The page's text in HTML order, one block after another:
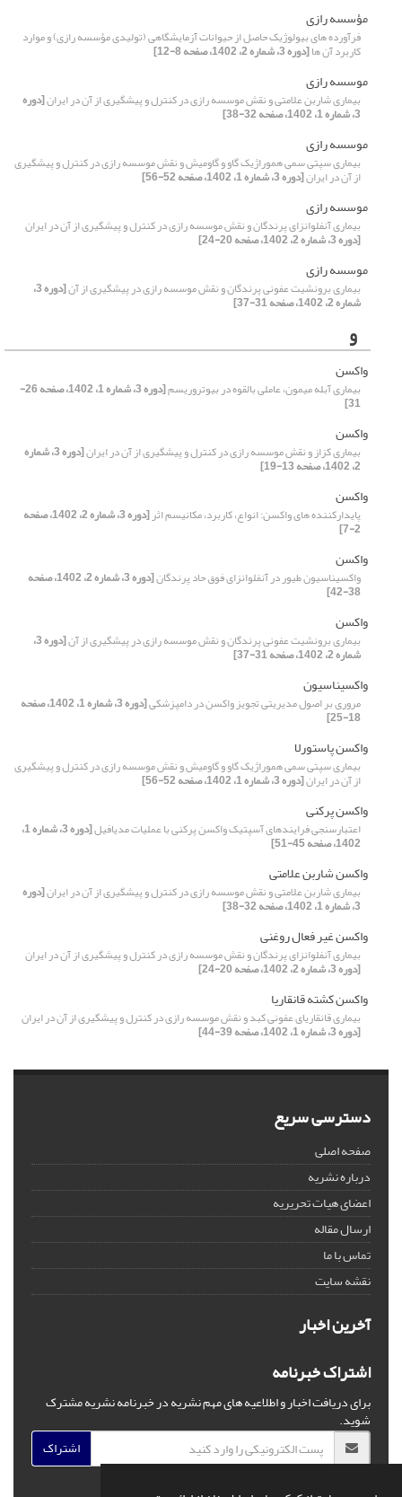
مؤسسه رازی
فرآورده های بیولوژیک حاصل از حیوانات آزمایشگاهی (تولیدی مؤسسه رازی) و موارد
کاربرد آن ها[دوره 3، شماره 2، 1402، صفحه 8-12]
موسسه رازی
بیماری شاربن علامتی و نقش موسسه رازی در کنترل و پیشگیری از آن در ایران[دوره
3، شماره 1، 1402، صفحه 32-38]
موسسه رازی
بیماری سپتی سمی هموراژیک گاو و گاومیش و نقش موسسه رازی در کنترل و پیشگیری
از آن در ایران[دوره 3، شماره 1، 1402، صفحه 52-56]
موسسه رازی
بیماری آنفلوانزای پرندگان و نقش موسسه رازی در کنترل و پیشگیری از آن در ایران
[دوره 3، شماره 2، 1402، صفحه 20-24]
موسسه رازی
بیماری برونشیت عفونی پرندگان و نقش موسسه رازی در پیشگیری از آن [دوره 3،
شماره 2، 1402، صفحه 31-37]
و
واکسن
بیماری آبله میمون، عاملی بالقوه در بیوتروریسم [دوره 3، شماره 1، 1402، صفحه 26-
31]
واکسن
بیماری کزاز و نقش موسسه رازی در کنترل و پیشگیری از آن در ایران [دوره 3، شماره
2، 1402، صفحه 13-19]
واکسن
پایدارکننده های واکسن: انواع، کاربرد، مکانیسم اثر [دوره 3، شماره 2، 1402، صفحه
2-7]
واکسن
واکسیناسیون طیور در آنفلوانزای فوق حاد پرندگان [دوره 3، شماره 2، 1402، صفحه
38-42]
واکسن
بیماری برونشیت عفونی پرندگان و نقش موسسه رازی در پیشگیری از آن [دوره 3،
شماره 2، 1402، صفحه 31-37]
واکسیناسیون
مروری بر اصول مدیریتی تجویز واکسن در دامپزشکی [دوره 3، شماره 1، 1402، صفحه
18-25]
واکسن پاستورلا
بیماری سپتی سمی هموراژیک گاو و گاومیش و نقش موسسه رازی در کنترل و پیشگیری
از آن در ایران[دوره 3، شماره 1، 1402، صفحه 52-56]
واکسن پرکنی
اعتبارسنجی فرایندهای آسپتیک واکسن پرکنی با عملیات مدیافیل [دوره 3، شماره 1،
1402، صفحه 45-51]
واکسن شاربن علامتی
بیماری شاربن علامتی و نقش موسسه رازی در کنترل و پیشگیری از آن در ایران[دوره
3، شماره 1، 1402، صفحه 32-38]
واکسن غیر فعال روغنی
بیماری آنفلوانزای پرندگان و نقش موسسه رازی در کنترل و پیشگیری از آن در ایران
[دوره 3، شماره 2، 1402، صفحه 20-24]
واکسن کشته قانقاریا
بیماری قانقاریای عفونی کبد و نقش موسسه رازی در کنترل و پیشگیری از آن در ایران
[دوره 3، شماره 1، 1402، صفحه 39-44]
دسترسی سریع
صفحه اصلی
درباره نشریه
اعضای هیات تحریریه
ارسال مقاله
تماس با ما
نقشه سایت
آخرین اخبار
اشتراک خبرنامه
برای دریافت اخبار و اطلاعیه های مهم نشریه در خبرنامه نشریه مشترک
شوید.
اشتراک